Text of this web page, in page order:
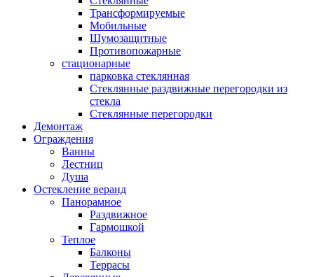
Трансформируемые
Мобильные
Шумозащитные
Противопожарные
стационарные
парковка стеклянная
Стеклянные раздвижные перегородки из
стекла
Стеклянные перегородки
Демонтаж
Ограждения
Ванны
Лестниц
Душа
Остекление веранд
Панорамное
Раздвижное
Гармошкой
Теплое
Балконы
Террасы